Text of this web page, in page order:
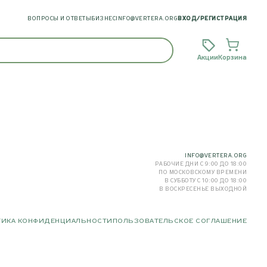
ВОПРОСЫ И ОТВЕТЫ БИЗНЕС INFO@VERTERA.ORG ВХОД/ РЕГИСТРАЦИЯ
Акции Корзина
INFO@VERTERA.ORG
РАБОЧИЕ ДНИ С 9:00 ДО 18:00
ПО МОСКОВСКОМУ ВРЕМЕНИ
В СУББОТУ С 10:00 ДО 18:00
В ВОСКРЕСЕНЬЕ ВЫХОДНОЙ
КОНФИДЕНЦИАЛЬНОСТИ ПОЛЬЗОВАТЕЛЬСКОЕ СОГЛАШЕНИЕ